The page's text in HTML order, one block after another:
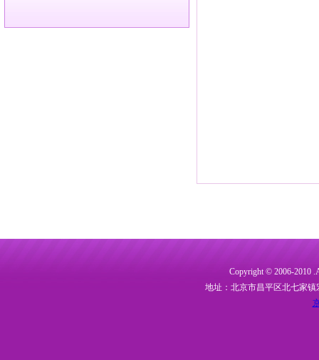
Copyright © 2006-2010
地址：北京市昌平区北七家镇